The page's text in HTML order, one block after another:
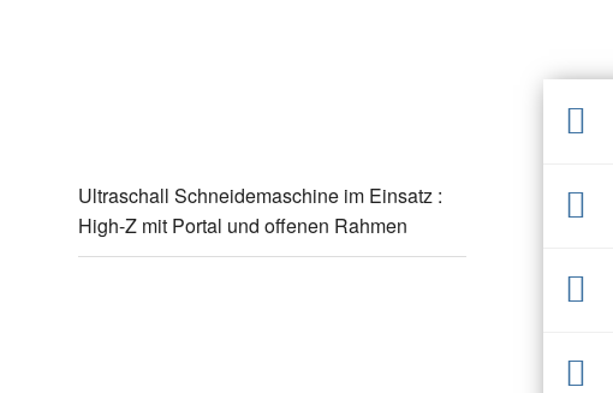
Ultraschall Schneidemaschine im Einsatz :
High-Z mit Portal und offenen Rahmen